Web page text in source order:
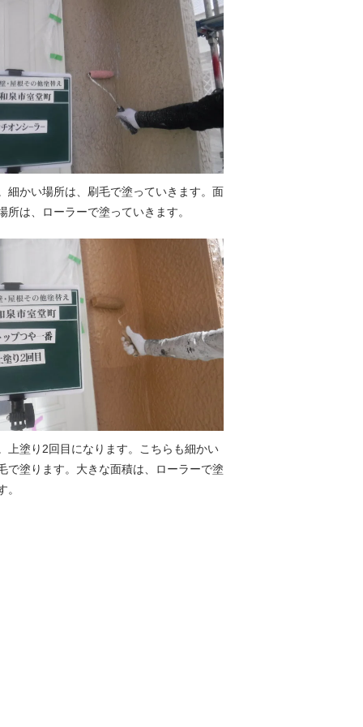
細かい場所は、刷毛で塗っていきます。面
所は、ローラーで塗っていきます。
上塗り2回目になります。こちらも細かい
で塗ります。大きな面積は、ローラーで塗
。